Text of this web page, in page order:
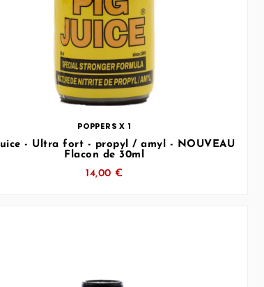
… (SVG inchangé)
POPPERS X 1
- Ultra fort - propyl / amyl - NOUVEAU
Flacon de 30ml
14,00 €